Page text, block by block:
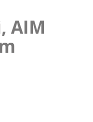
AIM